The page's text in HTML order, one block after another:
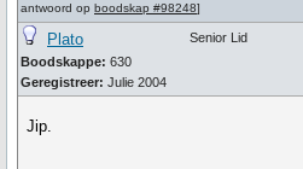
antwoord op boodskap #98248]
Plato
Boodskappe: 630
Geregistreer: Julie 2004
Senior Lid
Jip.